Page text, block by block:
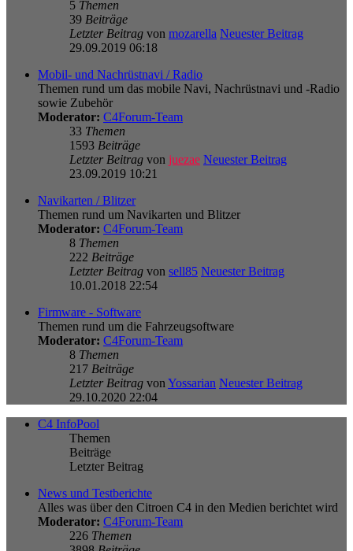
5 Themen
39 Beiträge
Letzter Beitrag von mozarella Neuester Beitrag
29.09.2019 06:18
Mobil- und Nachrüstnavi / Radio
Themen rund um das mobile Navi, Nachrüstnavi und -Radio
sowie Zubehör
Moderator: C4Forum-Team
33 Themen
1593 Beiträge
Letzter Beitrag von juezae Neuester Beitrag
23.09.2019 10:21
Navikarten / Blitzer
Themen rund um Navikarten und Blitzer
Moderator: C4Forum-Team
8 Themen
222 Beiträge
Letzter Beitrag von sell85 Neuester Beitrag
10.01.2018 22:54
Firmware - Software
Themen rund um die Fahrzeugsoftware
Moderator: C4Forum-Team
8 Themen
217 Beiträge
Letzter Beitrag von Yossarian Neuester Beitrag
29.10.2020 22:04
C4 InfoPool
Themen
Beiträge
Letzter Beitrag
News und Testberichte
Alles was über den Citroen C4 in den Medien berichtet wird
Moderator: C4Forum-Team
226 Themen